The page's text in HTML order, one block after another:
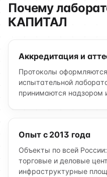
Почему
КАПИТАЛ
Аккредитация и
Протоколы
испытательной
принимаются надзором
Опыт с 2013 года
Объекты по всей
торговые и деловые
инфраструктурные